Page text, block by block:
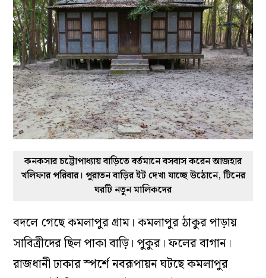
কনকসার চট্টোপাধ্যায় বাড়িতে বর্তমানে বসবাস করেন আজহার
খলিফার পরিবার। পুরাতন বাড়ির ইট দেখা যাচ্ছে উঠোনে, টিনের
ঘরটি নতুন মালিকদের
বদলে গেছে কমলাপুর গ্রাম। কমলাপুর ঠাকুর পাড়ায়
সাবিত্রীদের ছিল পাকা বাড়ি। পুকুর। ফলের বাগান।
রাজধানী ঢাকার স্পর্শে নবরূপায়ন ঘটছে কমলাপুর